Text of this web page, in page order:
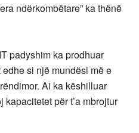
ndërkombëtare” ka thënë
padyshim ka prodhuar
si një mundësi më e
Ai ka këshilluar
për t’a mbrojtur